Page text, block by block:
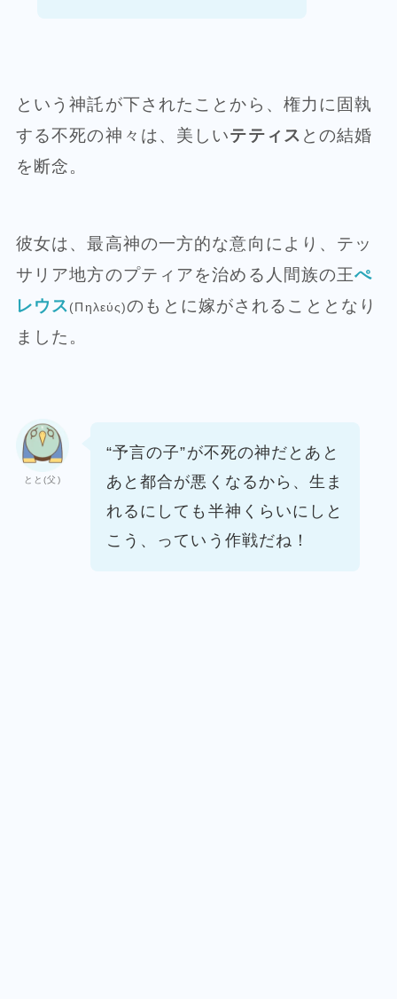
という神託が下されたことから、権力に固執
する不死の神々は、美しいテティス との結婚
を断念。
彼女は、最高神の一方的な意向により、テッ
サリア地方のプティアを治める人間族の王ぺ
レウス(Πηλεύς)のもとに嫁がされることとなり
ました。
とと(父)
“予言の子”が不死の神だとあと
あと都合が悪くなるから、生ま
れるにしても半神くらいにしと
こう、っていう作戦だね！